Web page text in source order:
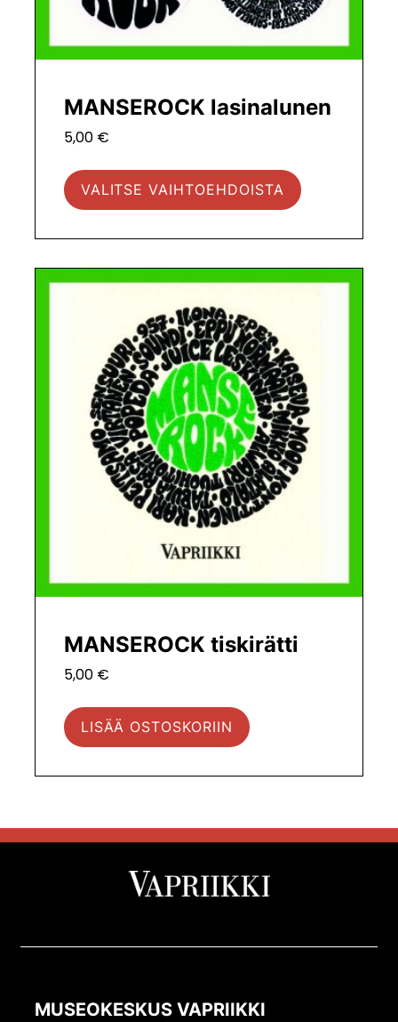
MANSEROCK lasinalunen
5,00 €
VALITSE VAIHTOEHDOISTA
MANSEROCK tiskirätti
5,00 €
LISÄÄ OSTOSKORIIN
MUSEOKESKUS VAPRIIKKI